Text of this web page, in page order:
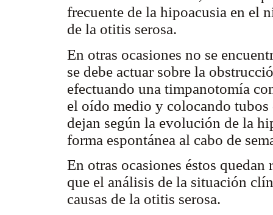
frecuente de la hipoacusia en el
de la otitis serosa.
En otras ocasiones no se
se debe actuar sobre la
efectuando una timpanotomía
el oído medio y colocando
dejan según la evolución de la
forma espontánea al cabo de
En otras ocasiones éstos
que el análisis de la situación
causas de la otitis serosa.